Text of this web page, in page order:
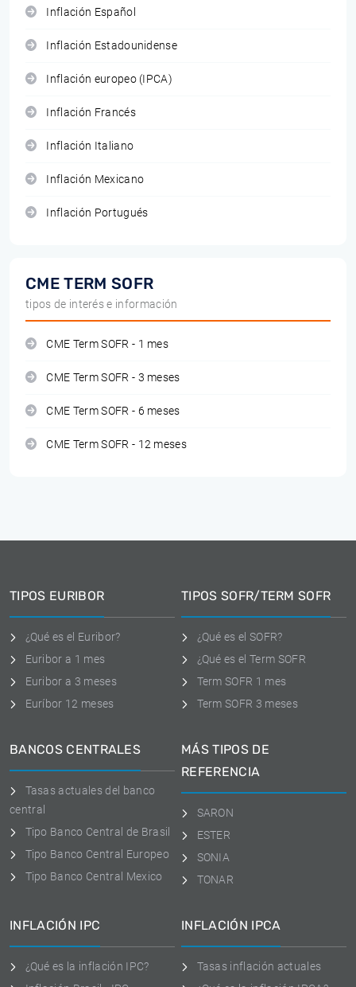
Inflación Español
Inflación Estadounidense
Inflación europeo (IPCA)
Inflación Francés
Inflación Italiano
Inflación Mexicano
Inflación Portugués
CME TERM SOFR
tipos de interés e información
CME Term SOFR - 1 mes
CME Term SOFR - 3 meses
CME Term SOFR - 6 meses
CME Term SOFR - 12 meses
TIPOS EURIBOR
¿Qué es el Euribor?
Euribor a 1 mes
Euribor a 3 meses
Euríbor 12 meses
TIPOS SOFR/TERM SOFR
¿Qué es el SOFR?
¿Qué es el Term SOFR
Term SOFR 1 mes
Term SOFR 3 meses
BANCOS CENTRALES
Tasas actuales del banco
central
Tipo Banco Central de Brasil
Tipo Banco Central Europeo
Tipo Banco Central Mexico
MÁS TIPOS DE
REFERENCIA
SARON
ESTER
SONIA
TONAR
INFLACIÓN IPC
¿Qué es la inflación IPC?
INFLACIÓN IPCA
Tasas inflación actuales